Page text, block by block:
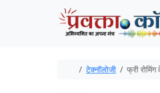
Home
टेक्नॉलोजी फ्री